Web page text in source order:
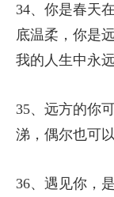
34、你是春天
底温柔，你是
我的人生中永远
35、远方的你
涕，偶尔也可
36、遇见你，